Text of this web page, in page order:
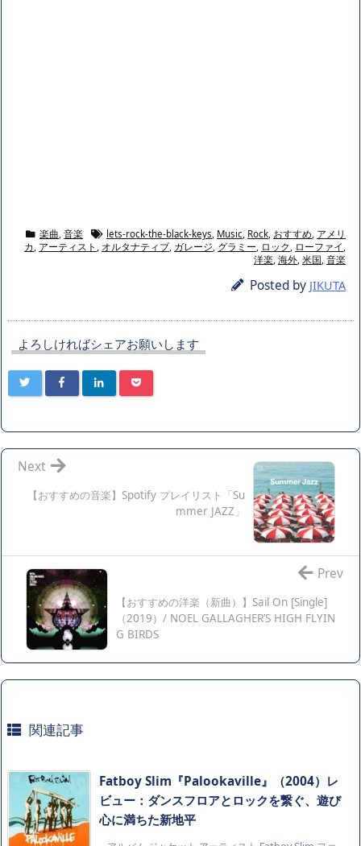
楽曲 音楽 lets-rock-the-black-keys Music Rock おすすめ アメリ
カ アーティスト オルタナティブ ガレージ グラミー ロック ローファイ
洋楽 海外 米国 音楽
Posted by JIKUTA
よろしければシェアお願いします
【おすすめの音楽】Spotify プレイリスト「Su
mmer JAZZ」
Next
【おすすめの洋楽（新曲）】Sail On [Single]
（2019）/ NOEL GALLAGHER’S HIGH FLYIN
G BIRDS
Prev
関連記事
Fatboy Slim『Palookaville』（2004）レ
ビュー：ダンスフロアとロックを繋ぐ、遊び
心に満ちた新地平